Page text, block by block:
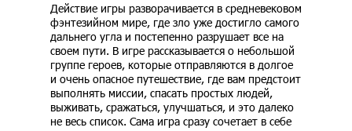
Действие игры разворачивается в средневековом
фэнтезийном мире, где зло уже достигло самого
дальнего угла и постепенно разрушает все на
своем пути. В игре рассказывается о небольшой
группе героев, которые отправляются в долгое
и очень опасное путешествие, где вам предстоит
выполнять миссии, спасать простых людей,
выживать, сражаться, улучшаться, и это далеко
не весь список. Сама игра сразу сочетает в себе